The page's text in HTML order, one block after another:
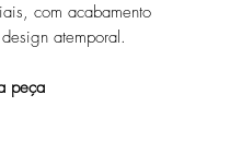
com acabamento
atemporal.
peça